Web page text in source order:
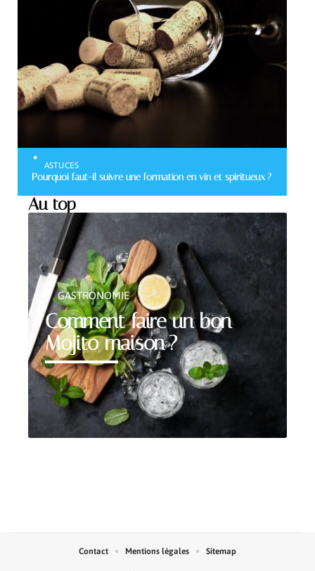
ASTUCES
Pourquoi faut-il suivre une formation en vin et spiritueux ?
Au top
Comment faire un bon
Mojito maison ?
GASTRONOMIE
Contact Mentions légales Sitemap